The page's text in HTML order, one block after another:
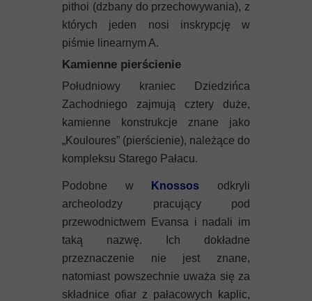
pithoi (dzbany do przechowywania), z
których jeden nosi inskrypcję w
piśmie linearnym A.
Kamienne pierścienie
Południowy kraniec Dziedzińca
Zachodniego zajmują cztery duże,
kamienne konstrukcje znane jako
„Kouloures” (pierścienie), należące do
kompleksu Starego Pałacu.
Podobne w Knossos
odkryli
archeolodzy pracujący pod
przewodnictwem Evansa i nadali im
taką nazwę. Ich dokładne
przeznaczenie nie jest znane,
natomiast powszechnie uważa się za
składnice ofiar z pałacowych kaplic,